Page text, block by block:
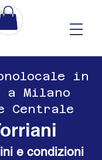
in
Milano
Centrale
e condizioni